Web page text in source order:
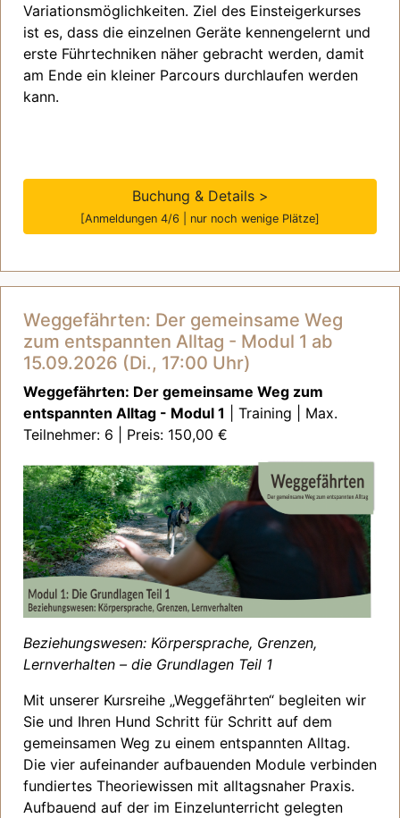
Variationsmöglichkeiten. Ziel des Einsteigerkurses
ist es, dass die einzelnen Geräte kennengelernt und
erste Führtechniken näher gebracht werden, damit
am Ende ein kleiner Parcours durchlaufen werden
kann.
Buchung & Details >
[Anmeldungen 4/6 | nur noch wenige Plätze]
Weggefährten: Der gemeinsame Weg
zum entspannten Alltag - Modul 1 ab
15.09.2026 (Di., 17:00 Uhr)
Weggefährten: Der gemeinsame Weg zum
entspannten Alltag - Modul 1 | Training | Max.
Teilnehmer: 6 | Preis: 150,00 €
Beziehungswesen: Körpersprache, Grenzen,
Lernverhalten – die Grundlagen Teil 1
Mit unserer Kursreihe „Weggefährten“ begleiten wir
Sie und Ihren Hund Schritt für Schritt auf dem
gemeinsamen Weg zu einem entspannten Alltag.
Die vier aufeinander aufbauenden Module verbinden
fundiertes Theoriewissen mit alltagsnaher Praxis.
Aufbauend auf der im Einzelunterricht gelegten